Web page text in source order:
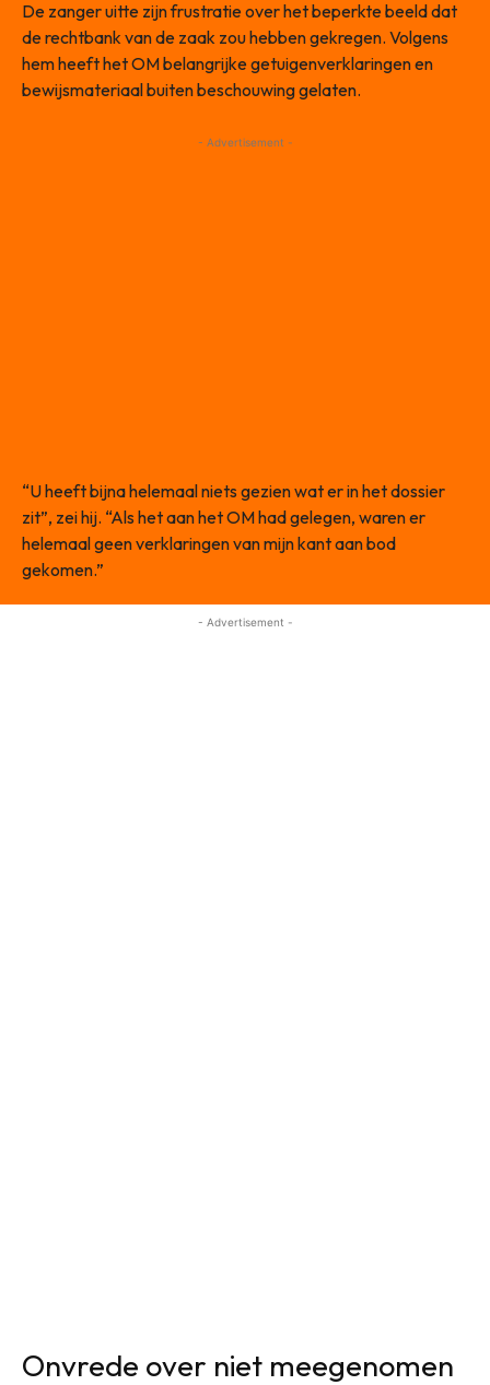
De zanger uitte zijn frustratie over het beperkte beeld dat
de rechtbank van de zaak zou hebben gekregen. Volgens
hem heeft het OM belangrijke getuigenverklaringen en
bewijsmateriaal buiten beschouwing gelaten.
- Advertisement -
“U heeft bijna helemaal niets gezien wat er in het dossier
zit”, zei hij. “Als het aan het OM had gelegen, waren er
helemaal geen verklaringen van mijn kant aan bod
gekomen.”
- Advertisement -
Onvrede over niet meegenomen